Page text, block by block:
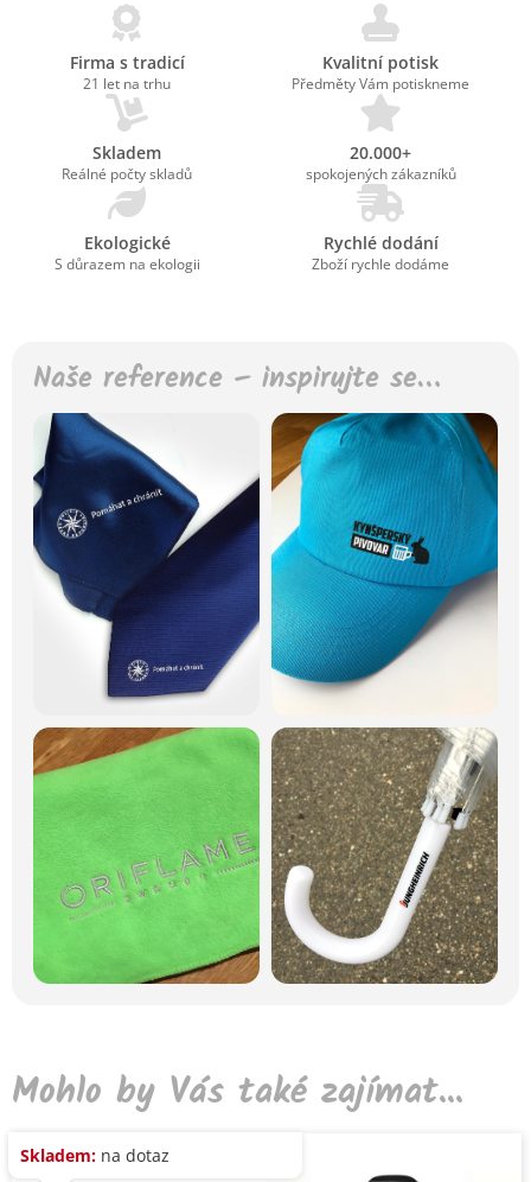
Firma s tradicí
21 let na trhu
Kvalitní potisk
Předměty Vám potiskneme
Skladem
Reálné počty skladů
20.000+
spokojených zákazníků
Ekologické
S důrazem na ekologii
Rychlé dodání
Zboží rychle dodáme
Naše reference – inspirujte se…
Mohlo by Vás také zajímat...
Skladem: na dotaz